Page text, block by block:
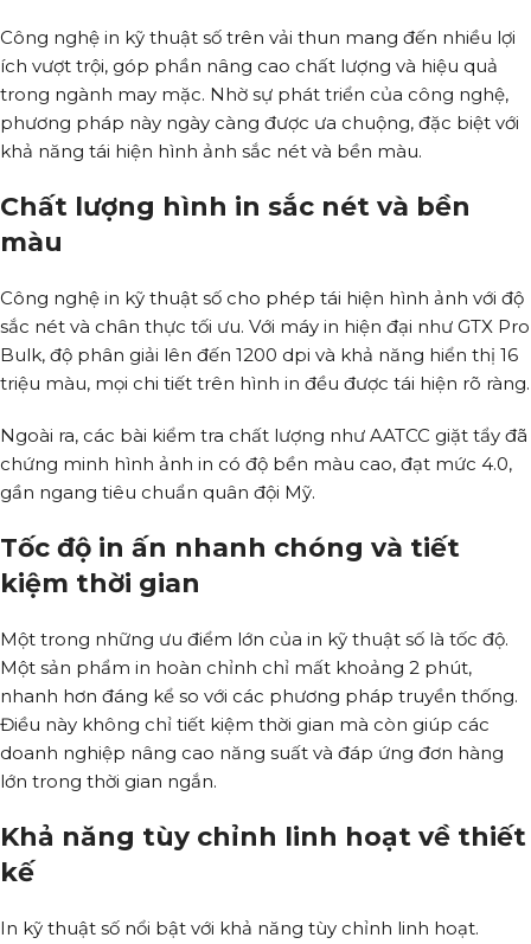
Công nghệ in kỹ thuật số trên vải thun mang đến nhiều lợi
ích vượt trội, góp phần nâng cao chất lượng và hiệu quả
trong ngành may mặc. Nhờ sự phát triển của công nghệ,
phương pháp này ngày càng được ưa chuộng, đặc biệt với
khả năng tái hiện hình ảnh sắc nét và bền màu.
Chất lượng hình in sắc nét và bền
màu
Công nghệ in kỹ thuật số cho phép tái hiện hình ảnh với độ
sắc nét và chân thực tối ưu. Với máy in hiện đại như GTX Pro
Bulk, độ phân giải lên đến 1200 dpi và khả năng hiển thị 16
triệu màu, mọi chi tiết trên hình in đều được tái hiện rõ ràng.
Ngoài ra, các bài kiểm tra chất lượng như AATCC giặt tẩy đã
chứng minh hình ảnh in có độ bền màu cao, đạt mức 4.0,
gần ngang tiêu chuẩn quân đội Mỹ.
Tốc độ in ấn nhanh chóng và tiết
kiệm thời gian
Một trong những ưu điểm lớn của in kỹ thuật số là tốc độ.
Một sản phẩm in hoàn chỉnh chỉ mất khoảng 2 phút,
nhanh hơn đáng kể so với các phương pháp truyền thống.
Điều này không chỉ tiết kiệm thời gian mà còn giúp các
doanh nghiệp nâng cao năng suất và đáp ứng đơn hàng
lớn trong thời gian ngắn.
Khả năng tùy chỉnh linh hoạt về thiết
kế
In kỹ thuật số nổi bật với khả năng tùy chỉnh linh hoạt.